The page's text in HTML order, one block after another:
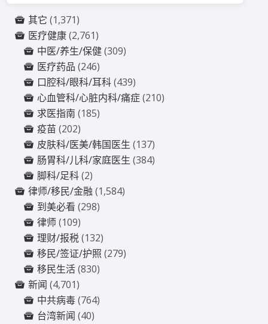
其它 (1,371)
医疗健康(2,761)
中医/养生/保健(309)
医疗药品 (246)
口腔科/眼科/耳科(439)
心血管科/心脏内科/痛症(210)
求医指南 (185)
疫苗 (202)
皮肤科/医美/韩国医生 (137)
肠胃科/儿科/家庭医生 (384)
脚科/足科(2)
律师/移民/金融 (1,584)
到美必看 (298)
律师(109)
理财/报税(132)
移民/签证/护照 (279)
移民生活(830)
新闻 (4,701)
中共病毒(764)
台湾新闻 (40)